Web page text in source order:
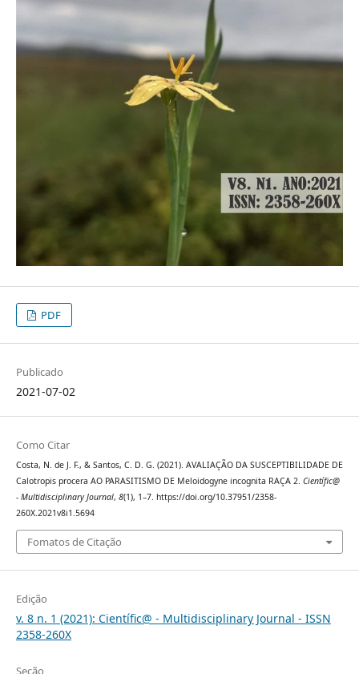
PDF
Publicado
2021-07-02
Como Citar
Costa, N. de J. F., & Santos, C. D. G. (2021). AVALIAÇÃO DA SUSCEPTIBILIDADE DE
Calotropis procera AO PARASITISMO DE Meloidogyne incognita RAÇA 2. Científic@
- Multidisciplinary Journal, 8(1), 1–7. https://doi.org/10.37951/2358-
260X.2021v8i1.5694
Fomatos de Citação
Edição
v. 8 n. 1 (2021): Científic@ - Multidisciplinary Journal - ISSN
2358-260X
Seção